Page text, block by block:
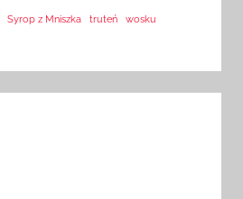
Syrop z Mniszka truteń wosku